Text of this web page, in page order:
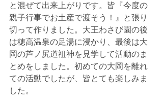
と混ぜて出来上がりです。皆『今度の
親子行事でお土産で渡そう！』と張り
切って作りました。大王わさび園の後
は穂高温泉の足湯に浸かり、最後は大
岡の芦ノ尻道祖神を見学して活動のま
とめをしました。初めての大岡を離れ
ての活動でしたが、皆とても楽しみま
した。